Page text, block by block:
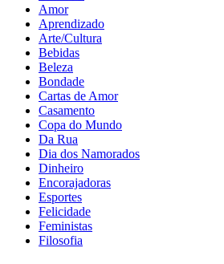
Amor
Aprendizado
Arte/Cultura
Bebidas
Beleza
Bondade
Cartas de Amor
Casamento
Copa do Mundo
Da Rua
Dia dos Namorados
Dinheiro
Encorajadoras
Esportes
Felicidade
Feministas
Filosofia